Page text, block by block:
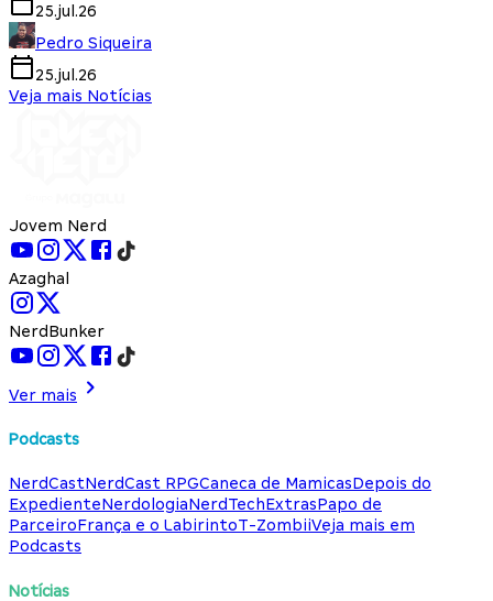
25.jul.26
Pedro Siqueira
25.jul.26
Veja mais Notícias
Jovem Nerd
Azaghal
NerdBunker
Ver mais
Podcasts
NerdCastNerdCast RPGCaneca de MamicasDepois do
ExpedienteNerdologiaNerdTechExtrasPapo de
ParceiroFrança e o LabirintoT-ZombiiVeja mais em
Podcasts
Notícias